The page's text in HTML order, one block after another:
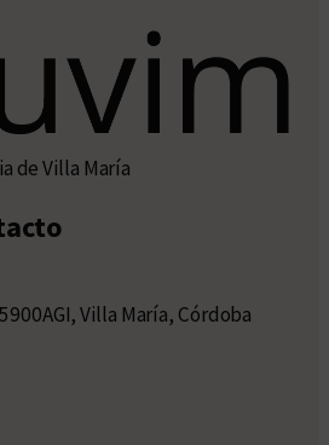
de Villa María
Villa María, Córdoba